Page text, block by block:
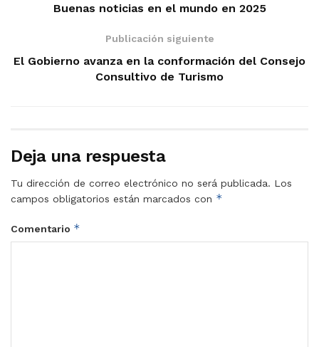
Buenas noticias en el mundo en 2025
Publicación siguiente
El Gobierno avanza en la conformación del Consejo
Consultivo de Turismo
Deja una respuesta
Tu dirección de correo electrónico no será publicada. Los
campos obligatorios están marcados con *
Comentario *